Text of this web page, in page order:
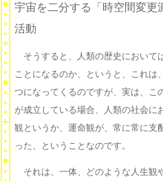
宇宙を二分する「時空間変更
活動
そうすると、人類の歴史において
ことになるのか、というと、これは
つになってくるのですが、実は、こ
が成立している場合、人類の社会に
観というか、運命観が、常に常に支
った、ということなのです。
それは、一体、どのような人生観